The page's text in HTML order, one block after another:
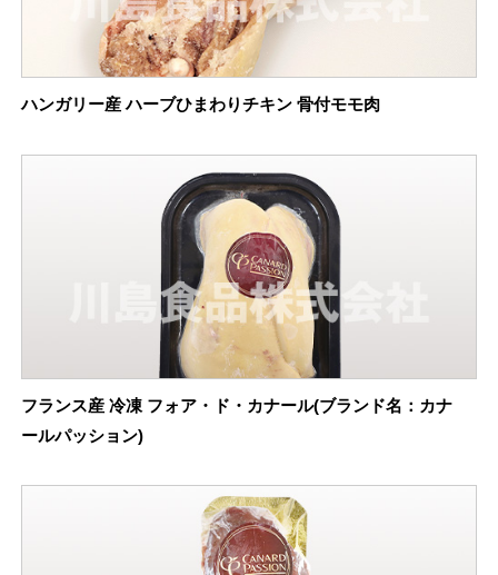
ハンガリー産 ハーブひまわりチキン 骨付モモ肉
フランス産 冷凍 フォア・ド・カナール(ブランド名：カナ
ールパッション)